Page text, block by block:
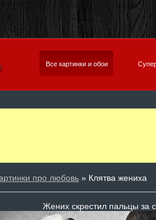
Все картинки и обои
про любовь » Клятва жениха
Жених скрестил пальцы за